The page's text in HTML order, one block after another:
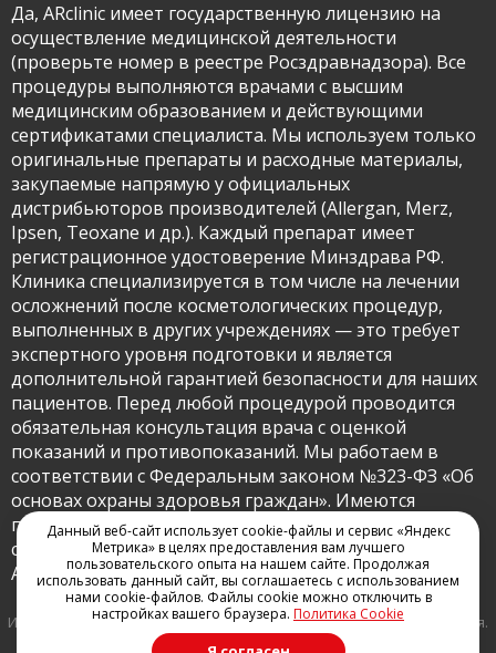
Да, ARclinic имеет государственную лицензию на
осуществление медицинской деятельности
(проверьте номер в реестре Росздравнадзора). Все
процедуры выполняются врачами с высшим
медицинским образованием и действующими
сертификатами специалиста. Мы используем только
оригинальные препараты и расходные материалы,
закупаемые напрямую у официальных
дистрибьюторов производителей (Allergan, Merz,
Ipsen, Teoxane и др.). Каждый препарат имеет
регистрационное удостоверение Минздрава РФ.
Клиника специализируется в том числе на лечении
осложнений после косметологических процедур,
выполненных в других учреждениях — это требует
экспертного уровня подготовки и является
дополнительной гарантией безопасности для наших
пациентов. Перед любой процедурой проводится
обязательная консультация врача с оценкой
показаний и противопоказаний. Мы работаем в
соответствии с Федеральным законом №323-ФЗ «Об
основах охраны здоровья граждан». Имеются
противопоказания, необходима консультация
специалиста. — Анна Резник, к.м.н., главный врач
ARclinic.
Информация актуальна на июнь 2025.Имеются противопоказания.
Необходима консультация специалиста.
Данный веб-сайт использует cookie-файлы и сервис «Яндекс
Метрика» в целях предоставления вам лучшего
пользовательского опыта на нашем сайте. Продолжая
использовать данный сайт, вы соглашаетесь с использованием
нами cookie-файлов. Файлы cookie можно отключить в
настройках вашего браузера. Политика Cookie